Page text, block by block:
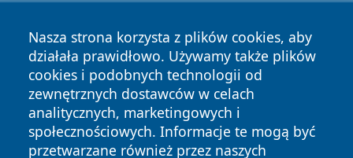
Nasza strona korzysta z plików cookies, aby
działała prawidłowo. Używamy także plików
cookies i podobnych technologii od
zewnętrznych dostawców w celach
analitycznych, marketingowych i
społecznościowych. Informacje te mogą być
przetwarzane również przez naszych
Copyright © 2026 wrotatarnowa.pl Wszystkie prawa
zastrzeżone.